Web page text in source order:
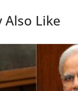
Also Like